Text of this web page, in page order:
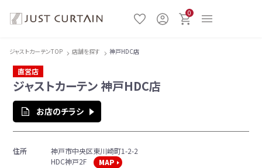
0
ジャストカーテンTOP 店舗を探す 神戸HDC店
直営店
ジャストカーテン 神戸HDC店
お店のチラシ
住所
神戸市中央区東川崎町1-2-2
HDC神戸2F MAP